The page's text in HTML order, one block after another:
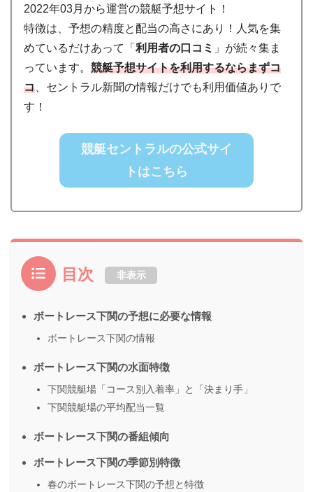
2022年03月から運営の競艇予想サイト！
特徴は、予想の精度と配当の高さにあり！人気を集
めているだけあって「利用者の口コミ 」が続々集ま
っています。競艇予想サイトを利用するならまずコ
コ 、セントラル新聞の情報だけでも利用価値ありで
す！
競艇セントラルの公式サイ
トはこちら
目次 非表示
ボートレース下関の予想に必要な情報
ボートレース下関の情報
ボートレース下関の水面特徴
下関競艇場「コース別入着率」と「決まり手」
下関競艇場の平均配当一覧
ボートレース下関の番組傾向
ボートレース下関の季節別特徴
春のボートレース下関の予想と特徴